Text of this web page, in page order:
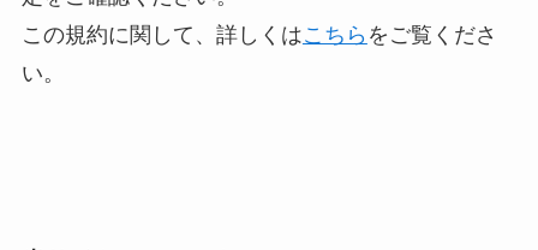
この規約に関して、詳しくはこちら をご覧くださ
い。